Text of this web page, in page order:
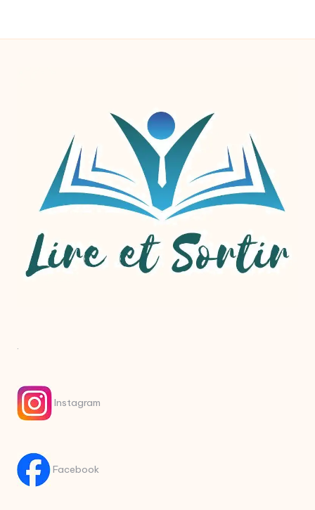
.
Instagram
Facebook